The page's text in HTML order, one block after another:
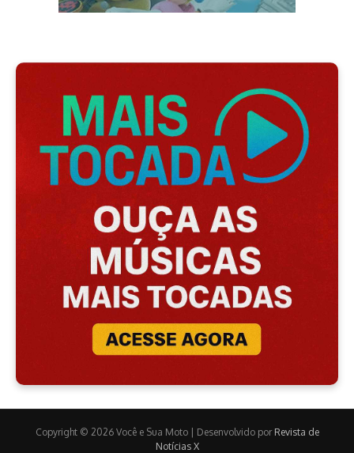
Copyright © 2026 Você e Sua Moto | Desenvolvido por Revista de
Notícias X